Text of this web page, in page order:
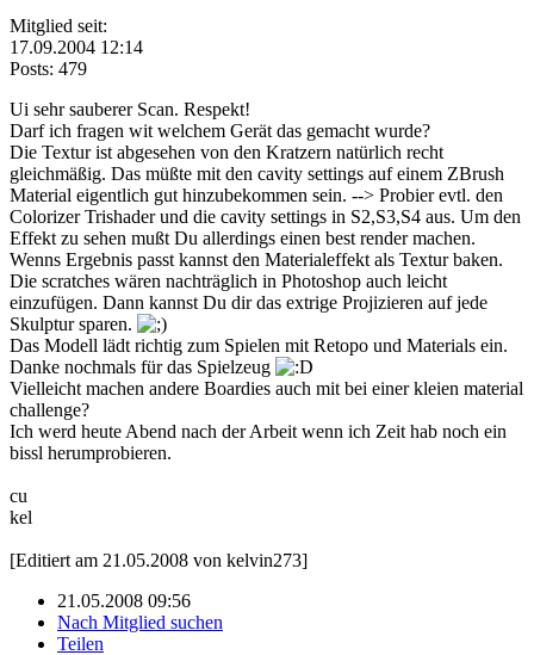
Mitglied seit:
17.09.2004 12:14
Posts: 479
Ui sehr sauberer Scan. Respekt!
Darf ich fragen wit welchem Gerät das gemacht wurde?
Die Textur ist abgesehen von den Kratzern natürlich recht
gleichmäßig. Das müßte mit den cavity settings auf einem ZBrush
Material eigentlich gut hinzubekommen sein. --> Probier evtl. den
Colorizer Trishader und die cavity settings in S2,S3,S4 aus. Um den
Effekt zu sehen mußt Du allerdings einen best render machen.
Wenns Ergebnis passt kannst den Materialeffekt als Textur baken.
Die scratches wären nachträglich in Photoshop auch leicht
einzufügen. Dann kannst Du dir das extrige Projizieren auf jede
Skulptur sparen.
Das Modell lädt richtig zum Spielen mit Retopo und Materials ein.
Danke nochmals für das Spielzeug
Vielleicht machen andere Boardies auch mit bei einer kleien material
challenge?
Ich werd heute Abend nach der Arbeit wenn ich Zeit hab noch ein
bissl herumprobieren.
cu
kel
[Editiert am 21.05.2008 von kelvin273]
21.05.2008 09:56
Nach Mitglied suchen
Teilen